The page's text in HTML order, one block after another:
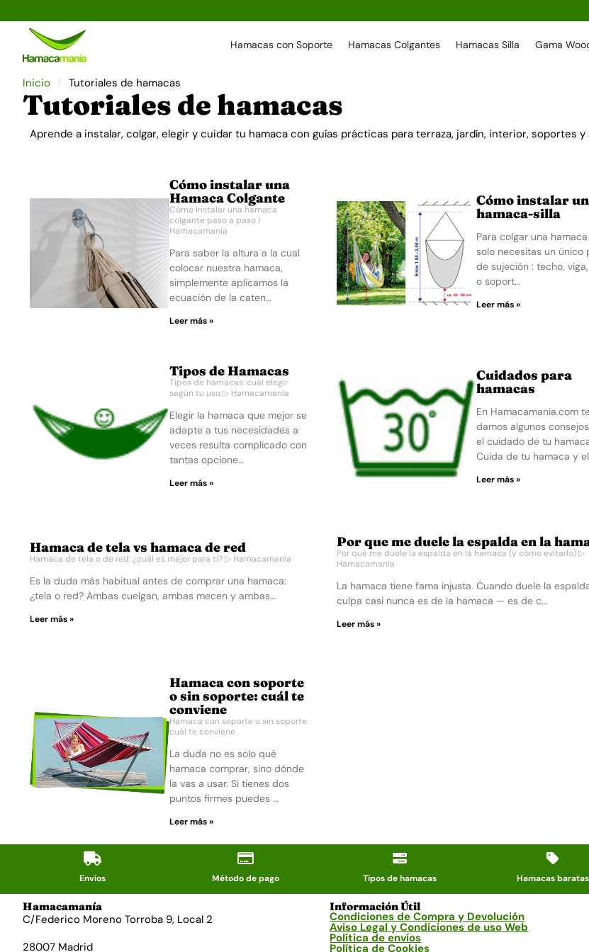
Hamacas con Soporte Hamacas Colgantes Hamacas Silla Gama
Inicio Tutoriales de hamacas
Tutoriales de hamacas
Aprende a instalar, colgar, elegir y cuidar tu hamaca con guías prácticas para terraza, jardín, interior, soportes
Cómo instalar una
Hamaca Colgante
Cómo instalar una hamaca
colgante paso a paso |
Hamacamania
Para saber la altura a la cual
colocar nuestra hamaca,
simplemente aplicamos la
ecuación de la caten…
Leer más »
Cómo instalar
hamaca-silla
Para colgar una hamaca
solo necesitas un único
de sujeción : techo,
o soport…
Leer más »
Tipos de Hamacas
Tipos de hamacas: cuál elegir
según tu uso ▷ Hamacamanía
Elegir la hamaca que mejor se
adapte a tus necesidades a
veces resulta complicado con
tantas opcione…
Leer más »
Cuidados para
hamacas
En Hamacamania.com
damos algunos
el cuidado de tu
Cuida de tu hamaca y
Leer más »
Hamaca de tela vs hamaca de red
Hamaca de tela o de red: ¿cuál es mejor para ti? ▷ Hamacamanía
Es la duda más habitual antes de comprar una hamaca:
¿tela o red? Ambas cuelgan, ambas mecen y ambas…
Leer más »
Por que me duele la espalda en la
Por qué me duele la espalda en la hamaca (y cómo evitarlo) ▷
Hamacamanía
La hamaca tiene fama injusta. Cuando duele la
culpa casi nunca es de la hamaca — es de c…
Leer más »
Hamaca con soporte
o sin soporte: cuál te
conviene
Hamaca con soporte o sin soporte:
cuál te conviene
La duda no es solo qué
hamaca comprar, sino dónde
la vas a usar. Si tienes dos
puntos firmes puedes …
Leer más »
Envíos Método de pago Tipos de hamacas Hamacas baratas
Hamacamanía
C/Federico Moreno Torroba 9, Local 2
28007 Madrid
Información Útil
Condiciones de Compra y Devolución
Aviso Legal y Condiciones de uso Web
Política de envíos
Política de Cookies